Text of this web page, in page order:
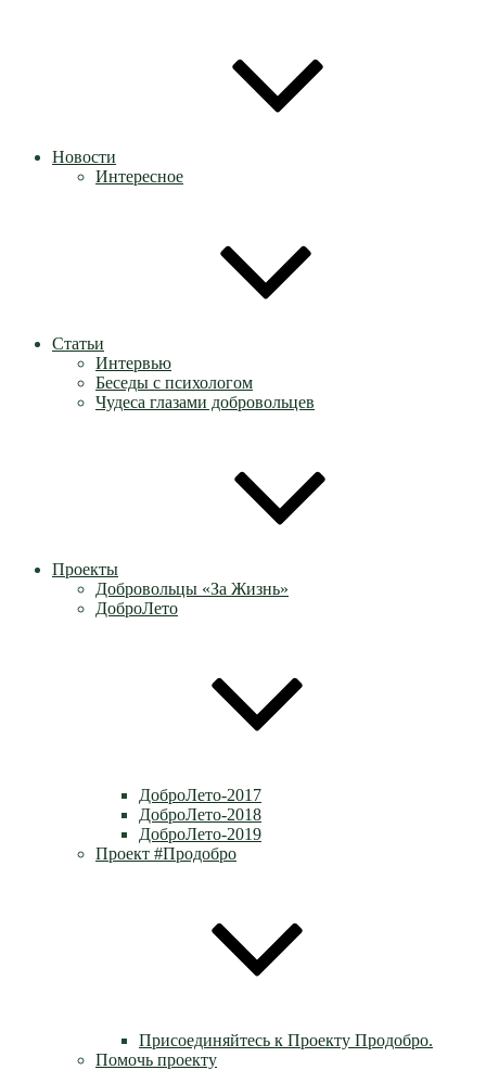
Новости
Интересное
Статьи
Интервью
Беседы с психологом
Чудеса глазами добровольцев
Проекты
Добровольцы «За Жизнь»
ДоброЛето
ДоброЛето-2017
ДоброЛето-2018
ДоброЛето-2019
Проект #Продобро
Присоединяйтесь к Проекту Продобро.
Помочь проекту